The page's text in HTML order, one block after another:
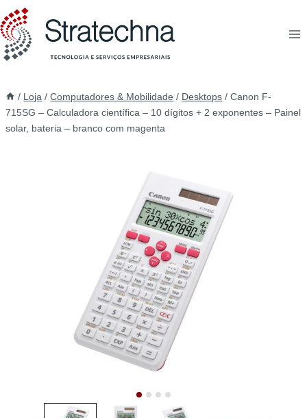
/ Loja / Computadores & Mobilidade / Desktops / Canon F-
715SG – Calculadora científica – 10 dígitos + 2 exponentes – Painel
solar, bateria – branco com magenta